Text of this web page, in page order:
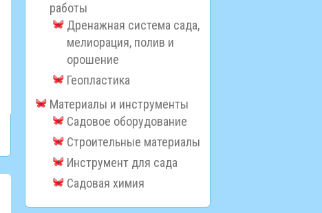
работы
Дренажная система сада,
мелиорация, полив и
орошение
Геопластика
Материалы и инструменты
Садовое оборудование
Строительные материалы
Инструмент для сада
Садовая химия